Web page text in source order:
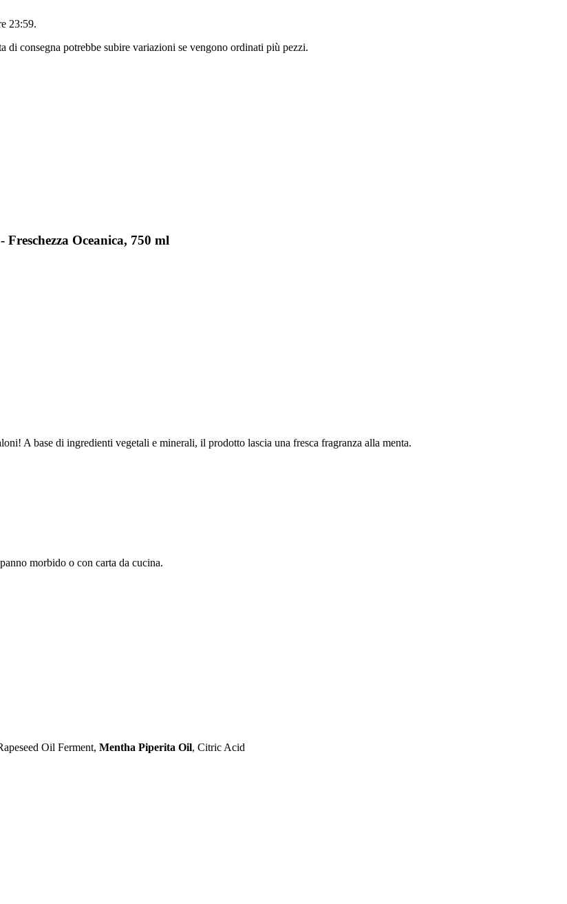
23:59.
consegna potrebbe subire variazioni se vengono ordinati più pezzi.
Oceanica, 750 ml
A base di ingredienti vegetali e minerali, il prodotto lascia una fresca fragranza alla menta.
morbido o con carta da cucina.
Oil Ferment, Mentha Piperita Oil, Citric Acid